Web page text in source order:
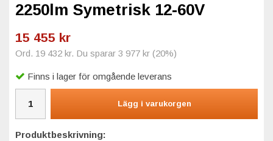
2250lm Symetrisk 12-60V
15 455 kr
Ord. 19 432 kr. Du sparar 3 977 kr (20%)
Finns i lager för omgående leverans
Lägg i varukorgen
Produktbeskrivning: